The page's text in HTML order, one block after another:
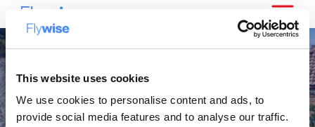
This website uses cookies
We use cookies to personalise content and ads, to
provide social media features and to analyse our traffic.